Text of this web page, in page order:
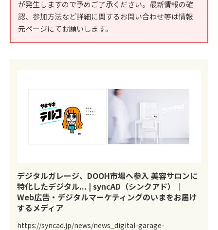
が発生しますので予めご了承ください。最新情報の確
認、参加方法など詳細に関するお問い合わせ等は情報
元ページにてお願いします。
デジタルガレージ、DOOH市場へ参入 美容サロンに
特化したデジタル... | syncAD（シンクアド）｜
Web広告・デジタルマーケティングのいまをお届け
するメディア
https://syncad.jp/news/news_digital-garage-